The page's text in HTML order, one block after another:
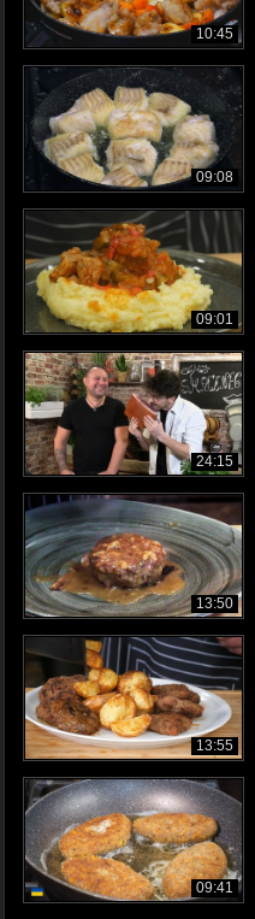
10:45
09:08
09:01
24:15
13:50
13:55
09:41